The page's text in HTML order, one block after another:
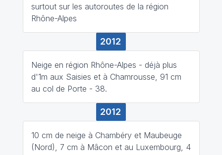
surtout sur les autoroutes de la région
Rhône-Alpes
2012
Neige en région Rhône-Alpes - déjà plus
d'1m aux Saisies et à Chamrousse, 91 cm
au col de Porte - 38.
2012
10 cm de neige à Chambéry et Maubeuge
(Nord), 7 cm à Mâcon et au Luxembourg, 4